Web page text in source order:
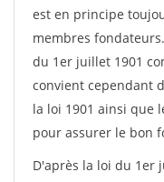
est en principe
membres
du 1er juillet 1901
convient cependant
la loi 1901 ainsi que
pour assurer le bon
D'après la loi du 1er